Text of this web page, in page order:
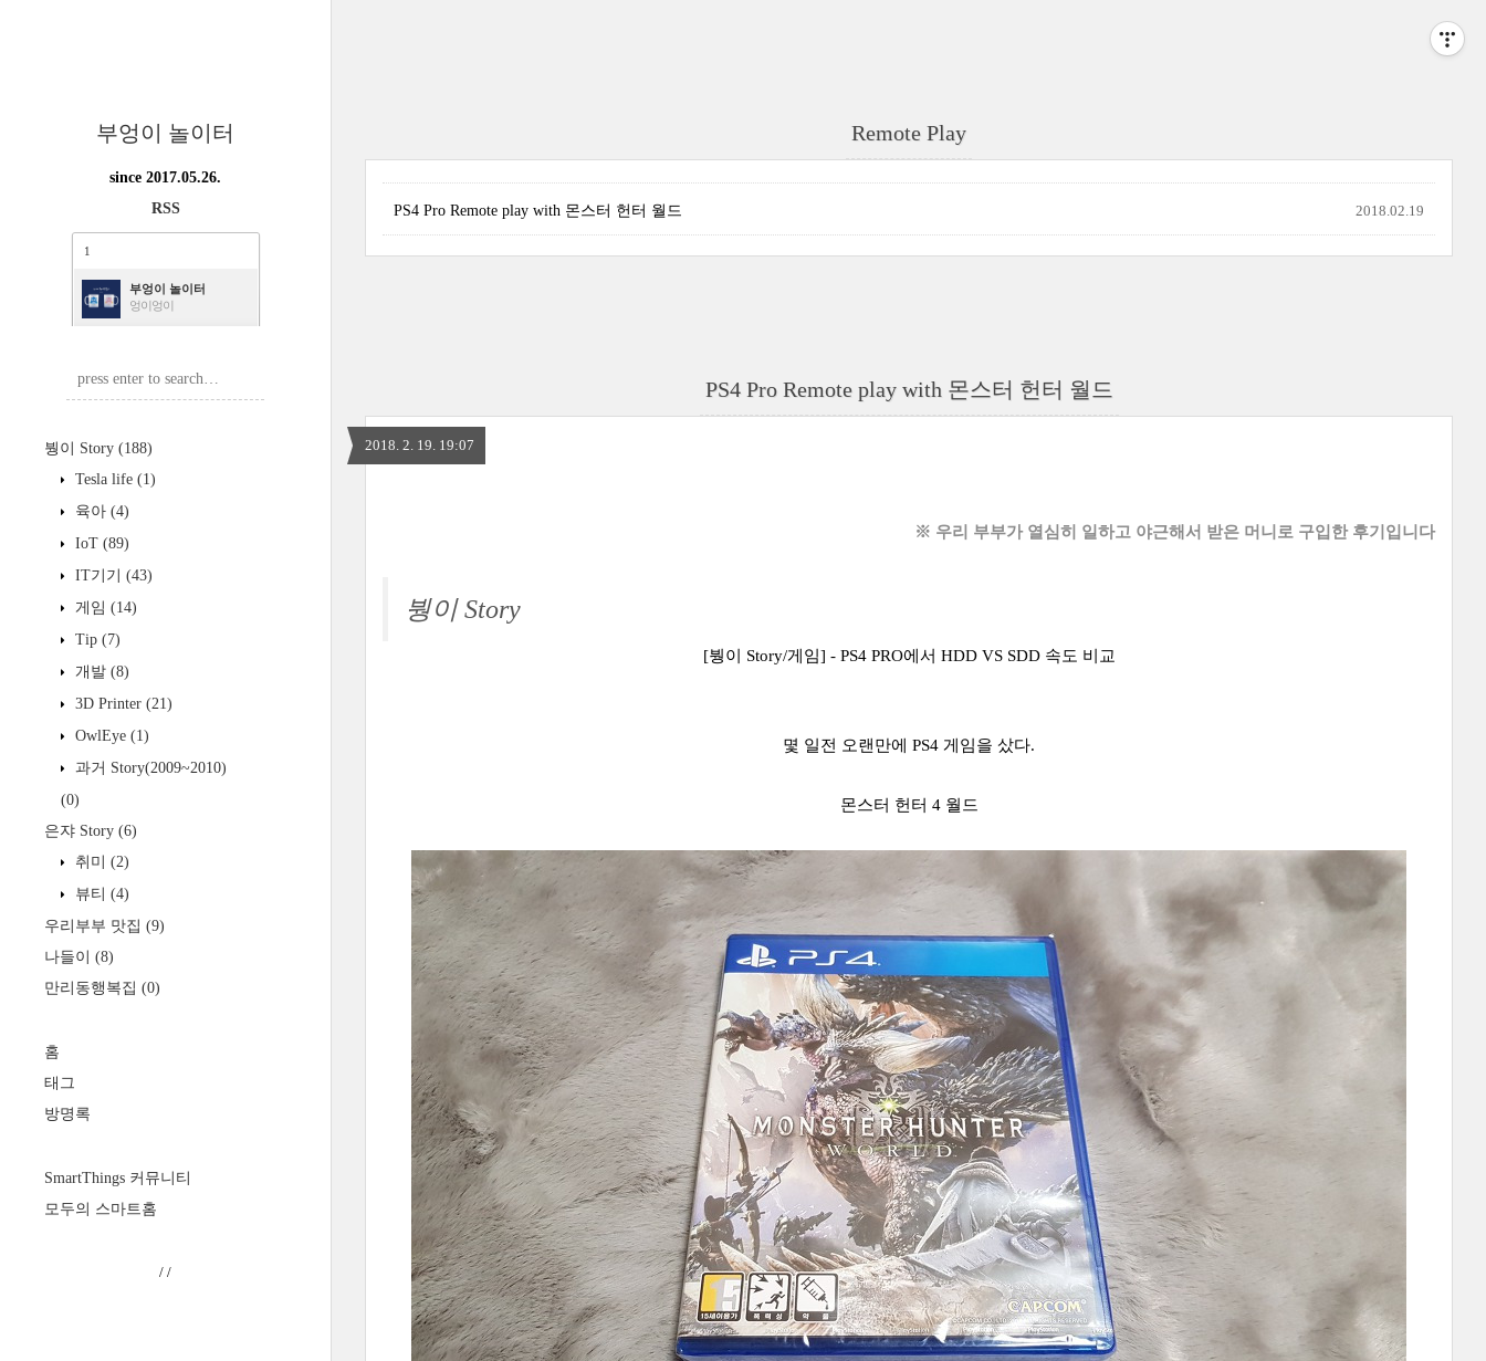
부엉이 놀이터
since 2017.05.26.
RSS
1
부엉이 놀이터
엉이엉이
붱이 Story (188)
Tesla life (1)
육아 (4)
IoT (89)
IT기기 (43)
게임 (14)
Tip (7)
개발 (8)
3D Printer (21)
OwlEye (1)
과거 Story(2009~2010)
(0)
은쟈 Story (6)
취미 (2)
뷰티 (4)
우리부부 맛집 (9)
나들이 (8)
만리동행복집 (0)
홈
태그
방명록
SmartThings 커뮤니티
모두의 스마트홈
/ /
Remote Play
PS4 Pro Remote play with 몬스터 헌터 월드 2018.02.19
PS4 Pro Remote play with 몬스터 헌터 월드
2018. 2. 19. 19:07
※ 우리 부부가 열심히 일하고 야근해서 받은 머니로 구입한후기입니다
붱이 Story
[붱이 Story/게임] - PS4 PRO에서 HDD VS SDD 속도 비교
몇 일전 오랜만에 PS4 게임을 샀다.
몬스터 헌터 4 월드